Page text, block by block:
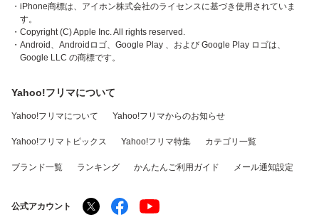
・iPhone商標は、アイホン株式会社のライセンスに基づき使用されていま
す。
・Copyright (C) Apple Inc. All rights reserved.
・Android、Androidロゴ、Google Play 、および Google Play ロゴは、
Google LLC の商標です。
Yahoo!フリマについて
Yahoo!フリマについて Yahoo!フリマからのお知らせ
Yahoo!フリマトピックス Yahoo!フリマ特集 カテゴリ一覧
ブランド一覧 ランキング かんたんご利用ガイド メール通知設定
公式アカウント